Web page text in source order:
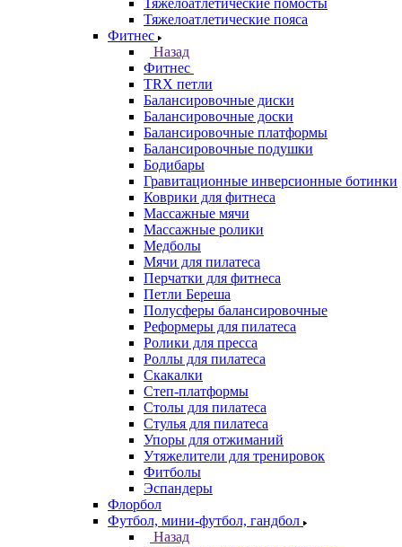
Тяжелоатлетические помосты
Тяжелоатлетические пояса
Фитнес
Назад
Фитнес
TRX петли
Балансировочные диски
Балансировочные доски
Балансировочные платформы
Балансировочные подушки
Бодибары
Гравитационные инверсионные ботинки
Коврики для фитнеса
Массажные мячи
Массажные ролики
Медболы
Мячи для пилатеса
Перчатки для фитнеса
Петли Береша
Полусферы балансировочные
Реформеры для пилатеса
Ролики для пресса
Роллы для пилатеса
Скакалки
Степ-платформы
Столы для пилатеса
Стулья для пилатеса
Упоры для отжиманий
Утяжелители для тренировок
Фитболы
Эспандеры
Флорбол
Футбол, мини-футбол, гандбол
Назад